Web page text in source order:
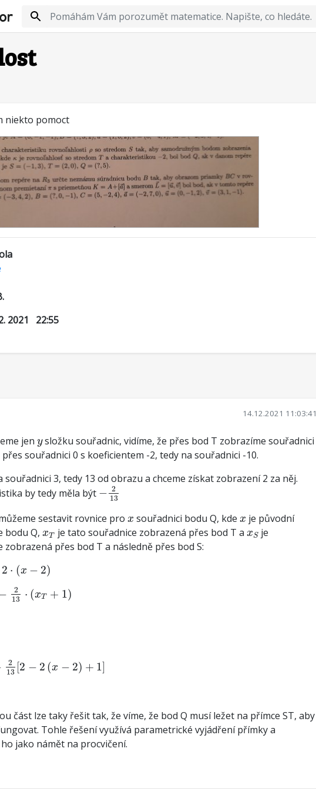
niekto pomoct
2021 22:55
14.12.2021 11:03:41
jen y
ysložku souřadnic, vidíme, že přes bod T zobrazíme souřadnici
přes souřadnici 0 s koeficientem -2, tedy na souřadnici -10.
souřadnici 3, tedy 13 od obrazu a chceme získat zobrazení 2 za něj.
by tedy měla být − 2
13
−213
sestavit rovnice pro x
x souřadnici bodu Q, kde x
x je původní
bodu Q, xT
xT je tato souřadnice zobrazená přes bod T a xS
xS je
zobrazená přes bod T a následně přes bod S:
2 ⋅ (x − 2)
x− 2)
2
13 ⋅ (xT + 1)
⋅( +
2
13 [2 − 2 (x − 2) + 1]
[2 −2 − 2
část lze taky řešit tak, že víme, že bod Q musí ležet na přímce ST, aby
Tohle řešení využívá parametrické vyjádření přímky a
jako námět na procvičení.